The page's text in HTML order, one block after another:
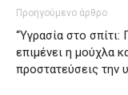
Προηγούμενο άρθρο
“Υγρασία στο σπίτι:
επιμένει η μούχλα
προστατεύσεις την